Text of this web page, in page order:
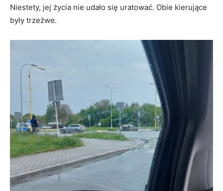
Niestety, jej życia nie udało się uratować. Obie kierujące
były trzeźwe.